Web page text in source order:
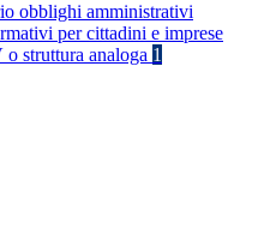
obblighi amministrativi
per cittadini e imprese
struttura analoga 1